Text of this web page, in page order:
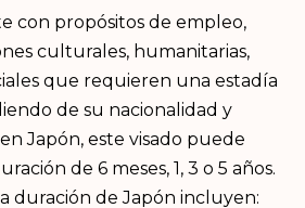
con propósitos de empleo,
culturales, humanitarias,
que requieren una estadía
de su nacionalidad y
Japón, este visado puede
de 6 meses, 1, 3 o 5 años.
duración de Japón incluyen: